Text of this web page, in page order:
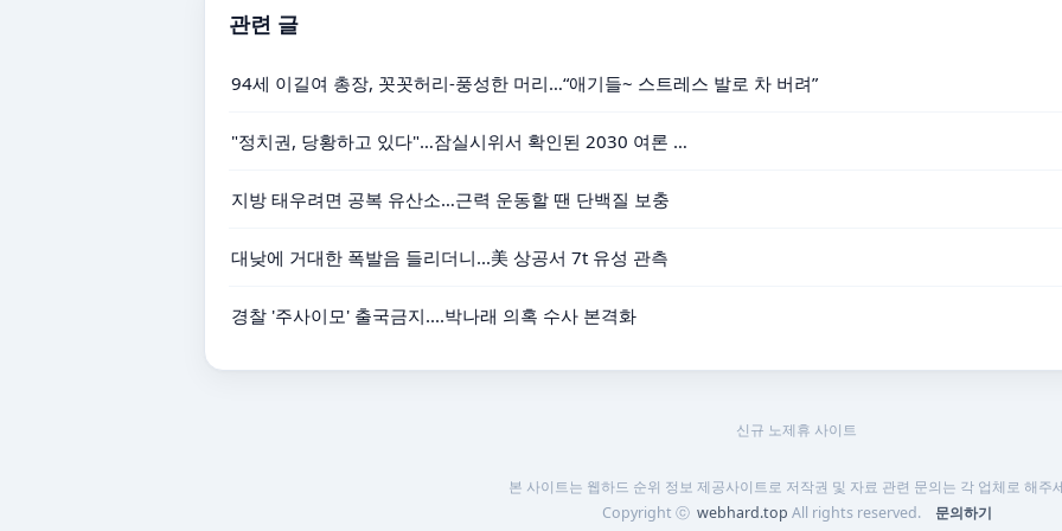
관련 글
94세 이길여 총장, 꼿꼿허리-풍성한 머리…“애기들~ 스트레스 발로 차 버려”
"정치권, 당황하고 있다"…잠실시위서 확인된 2030 여론 …
지방 태우려면 공복 유산소…근력 운동할 땐 단백질 보충
대낮에 거대한 폭발음 들리더니...美 상공서 7t 유성 관측
경찰 '주사이모' 출국금지....박나래 의혹 수사 본격화
신규 노제휴 사이트
본 사이트는 웹하드 순위 정보 제공사이트로 저작권 및 자료 관련 문의는 각 업체로 해주
Copyright ⓒ webhard.top All rights reserved. 문의하기